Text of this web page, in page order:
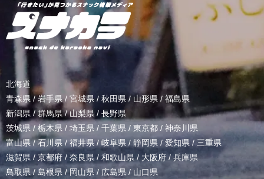
北海道
青森県 / 岩手県/ 宮城県 / 秋田県 / 山形県/ 福島県
新潟県 /群馬県/山梨県 / 長野県
茨城県 / 栃木県 / 埼玉県 / 千葉県 / 東京都 / 神奈川県
富山県 /石川県/福井県/岐阜県 / 静岡県 / 愛知県 / 三重県
滋賀県 / 京都府 / 奈良県 / 和歌山県/ 大阪府 /兵庫県
鳥取県/ 島根県 /岡山県/ 広島県 / 山口県